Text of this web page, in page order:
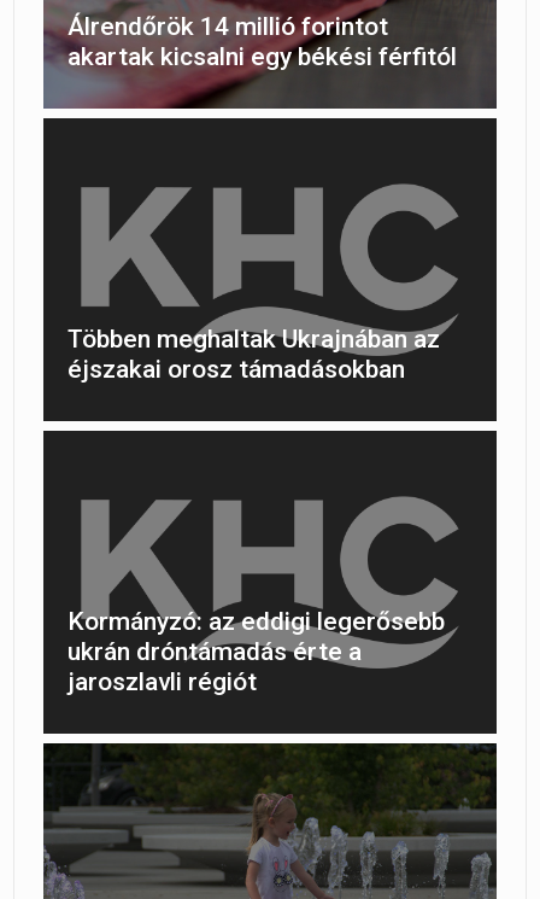
Álrendőrök 14 millió forintot
akartak kicsalni egy békési férfitól
Többen meghaltak Ukrajnában az
éjszakai orosz támadásokban
Kormányzó: az eddigi legerősebb
ukrán dróntámadás érte a
jaroszlavli régiót